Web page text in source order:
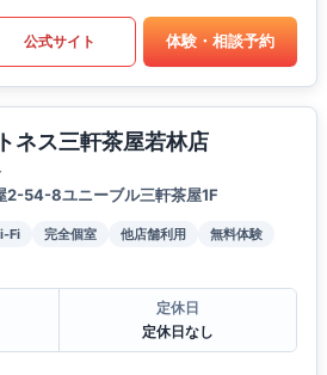
公式サイト 体験・相談予約
ネス三軒茶屋若林店
2-54-8ユニーブル三軒茶屋1F
Fi 完全個室 他店舗利用
無料体験
定休日
定休日なし